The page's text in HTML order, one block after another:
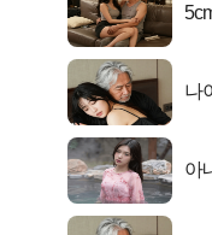
나
아